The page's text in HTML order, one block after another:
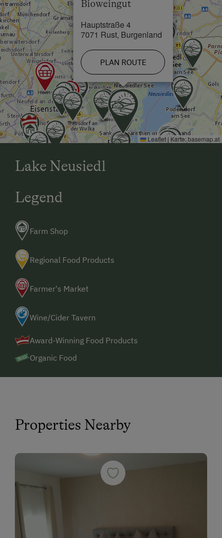
Special Features
Activity Holidays
Hiking
Swimming
Experience Farm Activities
Culinary Delights
Farm Gate Sales
Family-Friendly Properties
Holidays for Two
Wedding Venue
Sustainable Holidays
Extraordinary Farm Stays
Holidays with Dogs
Dogs Allowed
Bioweingut
Hauptstraße 4
7071 Rust, Burgenland
PLAN ROUTE
Leaflet | Karte:basemap.at
Lake Neusiedl
Legend
Farm Shop
Regional Food Products
Farmer's Market
Wine/Cider Tavern
Award-Winning Food Products
Organic Food
Properties Nearby